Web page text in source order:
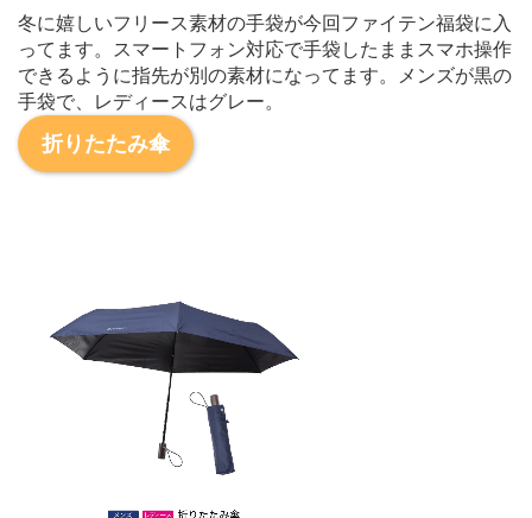
冬に嬉しいフリース素材の手袋が今回ファイテン福袋に入
ってます。スマートフォン対応で手袋したままスマホ操作
できるように指先が別の素材になってます。メンズが黒の
手袋で、レディースはグレー。
折りたたみ傘